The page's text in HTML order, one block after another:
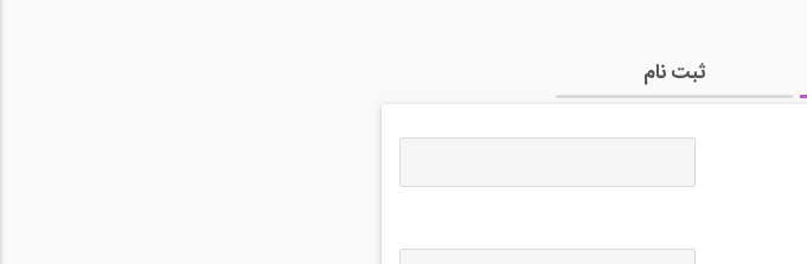
ثبت نام